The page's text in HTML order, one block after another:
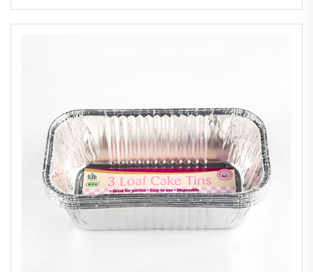
en feuille résistants à l'huile et étanches à
l'eau pour aliments